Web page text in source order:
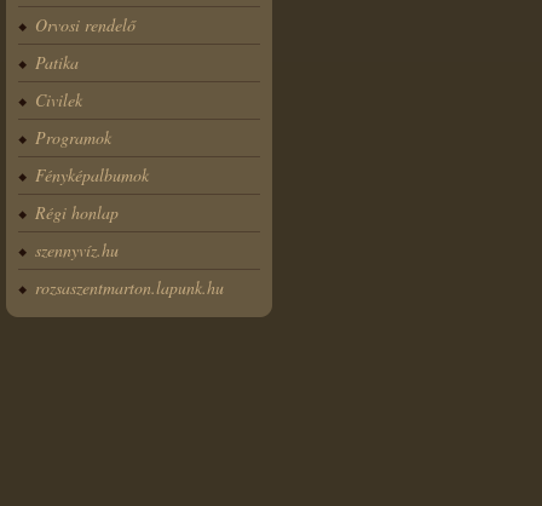
Orvosi rendelő
Patika
Civilek
Programok
Fényképalbumok
Régi honlap
szennyvíz.hu
rozsaszentmarton.lapunk.hu